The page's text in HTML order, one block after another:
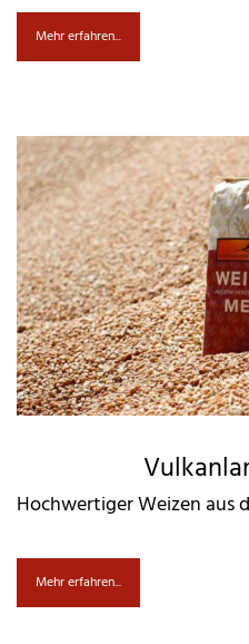
Mehr erfahren...
Hochwertiger Weizen aus
Mehr erfahren...